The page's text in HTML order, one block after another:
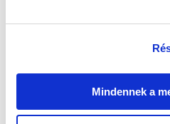
Mindennek a